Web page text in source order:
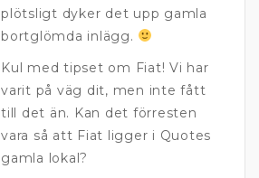
plötsligt dyker det upp gamla
bortglömda inlägg.
Kul med tipset om Fiat! Vi har
varit på väg dit, men inte fått
till det än. Kan det förresten
vara så att Fiat ligger i Quotes
gamla lokal?